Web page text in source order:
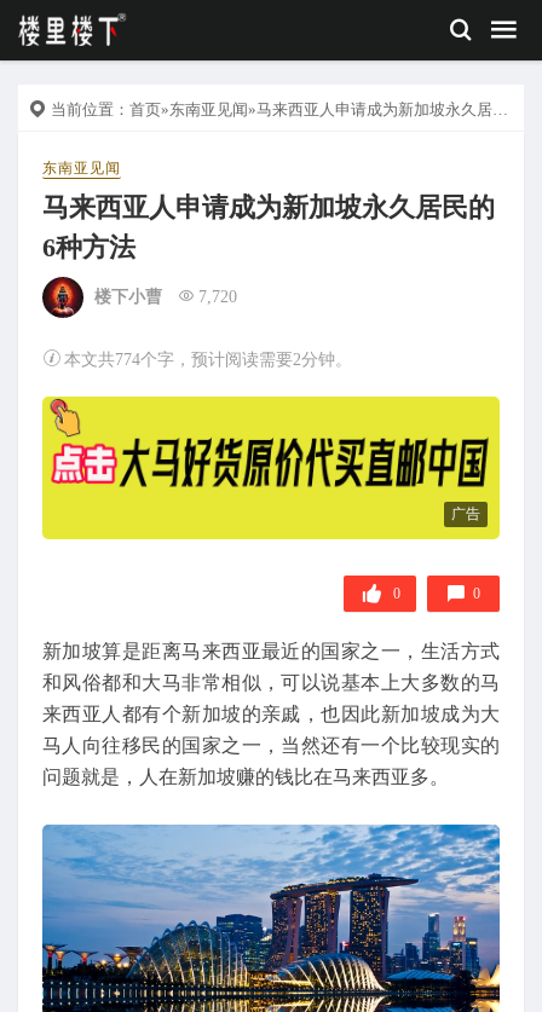
当前位置： 首页»东南亚见闻»马来西亚人申请成为新加坡永久居民的6种方法
东南亚见闻
马来西亚人申请成为新加坡永久居民的
6种方法
楼下小曹 7,720
本文共774个字，预计阅读需要2分钟。
广告
0 0
新加坡算是距离马来西亚最近的国家之一，生活方式
和风俗都和大马非常相似，可以说基本上大多数的马
来西亚人都有个新加坡的亲戚，也因此新加坡成为大
马人向往移民的国家之一，当然还有一个比较现实的
问题就是，人在新加坡赚的钱比在马来西亚多。